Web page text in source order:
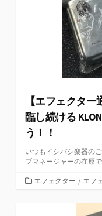
【エフェクタ
臨し続ける
う！！
いつもイシバシ楽器の
ブマネージャーの在原
カエフェクター / エフ